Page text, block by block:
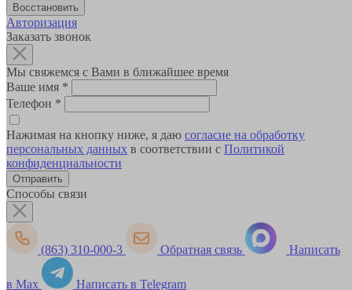
Авторизация
Заказать звонок
Мы свяжемся с Вами в ближайшее время
Ваше имя *
Телефон *
Нажимая на кнопку ниже, я даю согласие на обработку
персональных данных в соответствии с Политикой
конфиденциальности
Способы связи
(863) 310-000-3 Обратная связь Написать
в Max
Написать в Telegram